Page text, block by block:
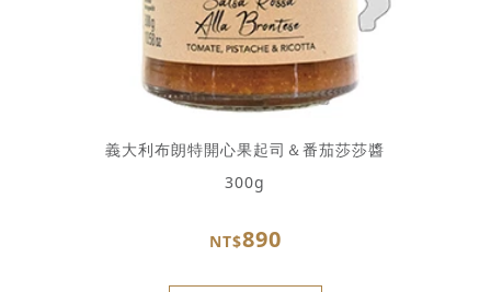
義大利布朗特開心果起司＆番茄莎莎醬
300g
NT$890